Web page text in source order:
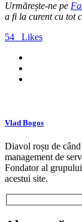
Urmărește-ne pe
a fi la curent cu tot
54
Likes
Vlad Bogos
Diavol roșu de
management de
Fondator al
acestui site.